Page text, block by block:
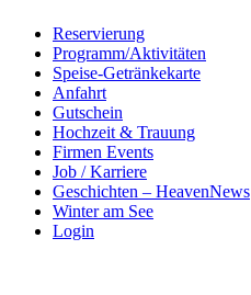
Reservierung
Programm/Aktivitäten
Speise-Getränkekarte
Anfahrt
Gutschein
Hochzeit & Trauung
Firmen Events
Job / Karriere
Geschichten – HeavenNews
Winter am See
Login